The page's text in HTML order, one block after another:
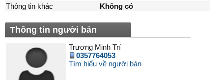
Thông tin khác
Không có
Thông tin người bán
Trương Minh Trí
0357764053
Tìm hiểu về người bán